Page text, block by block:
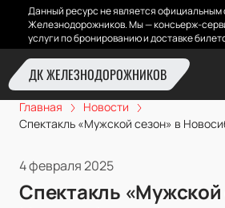
Данный ресурс не является официальным
Железнодорожников. Мы — консьерж-
услуги по бронированию и доставке
ДК ЖЕЛЕЗНОДОРОЖНИКОВ
Главная
Новости
Спектакль «Мужской сезон» в
4 февраля 2025
Спектакль «Мужской